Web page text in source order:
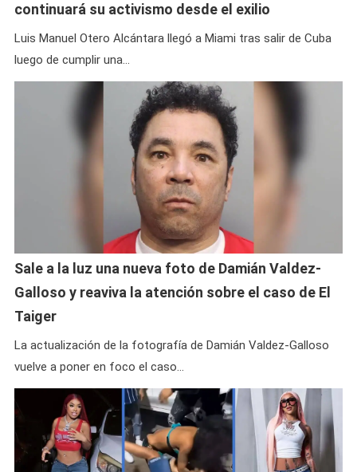
continuará su activismo desde el exilio
Luis Manuel Otero Alcántara llegó a Miami tras salir de Cuba
luego de cumplir una…
Sale a la luz una nueva foto de Damián Valdez-
Galloso y reaviva la atención sobre el caso de El
Taiger
La actualización de la fotografía de Damián Valdez-Galloso
vuelve a poner en foco el caso…